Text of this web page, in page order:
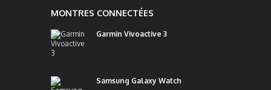
MONTRES CONNECTÉES
Garmin Vivoactive 3
Samsung Galaxy Watch